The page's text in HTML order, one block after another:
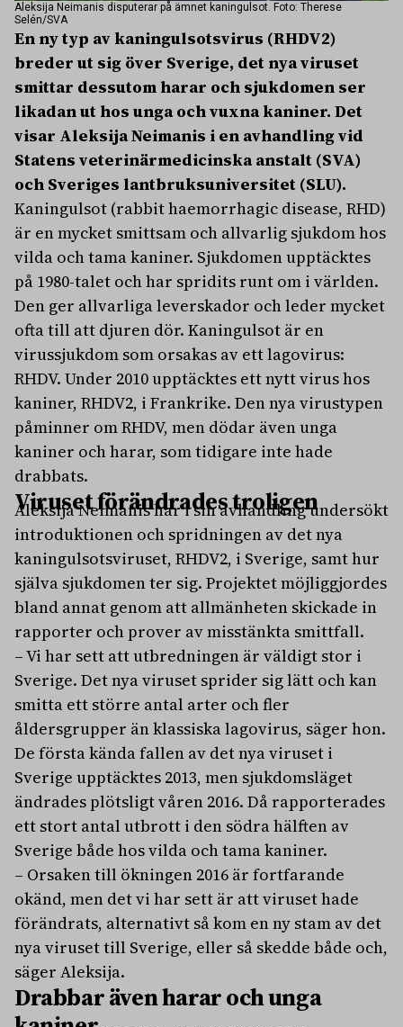
Aleksija Neimanis disputerar på ämnet kaningulsot. Foto: Therese
Selén/SVA
En ny typ av kaningulsotsvirus (RHDV2)
breder ut sig över Sverige, det nya viruset
smittar dessutom harar och sjukdomen ser
likadan ut hos unga och vuxna kaniner. Det
visar Aleksija Neimanis i en avhandling vid
Statens veterinärmedicinska anstalt (SVA)
och Sveriges lantbruksuniversitet (SLU).
Kaningulsot (rabbit haemorrhagic disease, RHD)
är en mycket smittsam och allvarlig sjukdom hos
vilda och tama kaniner. Sjukdomen upptäcktes
på 1980-talet och har spridits runt om i världen.
Den ger allvarliga leverskador och leder mycket
ofta till att djuren dör. Kaningulsot är en
virussjukdom som orsakas av ett lagovirus:
RHDV. Under 2010 upptäcktes ett nytt virus hos
kaniner, RHDV2, i Frankrike. Den nya virustypen
påminner om RHDV, men dödar även unga
kaniner och harar, som tidigare inte hade
drabbats.
Viruset förändrades troligen
Aleksija Neimanis har i sin avhandling undersökt
introduktionen och spridningen av det nya
kaningulsotsviruset, RHDV2, i Sverige, samt hur
själva sjukdomen ter sig. Projektet möjliggjordes
bland annat genom att allmänheten skickade in
rapporter och prover av misstänkta smittfall.
– Vi har sett att utbredningen är väldigt stor i
Sverige. Det nya viruset sprider sig lätt och kan
smitta ett större antal arter och fler
åldersgrupper än klassiska lagovirus, säger hon.
De första kända fallen av det nya viruset i
Sverige upptäcktes 2013, men sjukdomsläget
ändrades plötsligt våren 2016. Då rapporterades
ett stort antal utbrott i den södra hälften av
Sverige både hos vilda och tama kaniner.
– Orsaken till ökningen 2016 är fortfarande
okänd, men det vi har sett är att viruset hade
förändrats, alternativt så kom en ny stam av det
nya viruset till Sverige, eller så skedde både och,
säger Aleksija.
Drabbar även harar och unga